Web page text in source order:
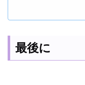
最後に